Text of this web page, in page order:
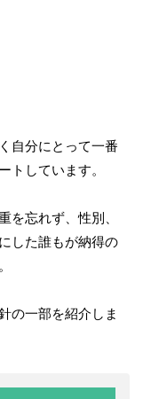
自分にとって一番
トしています。
を忘れず、性別、
した誰もが納得の
の一部を紹介しま